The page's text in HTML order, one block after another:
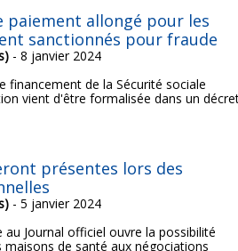
paiement allongé pour les
sanctionnés pour fraude
- 8 janvier 2024
financement de la Sécurité sociale
vient d'être formalisée dans un
présentes lors des
- 5 janvier 2024
Journal officiel ouvre la possibilité
de santé aux négociations